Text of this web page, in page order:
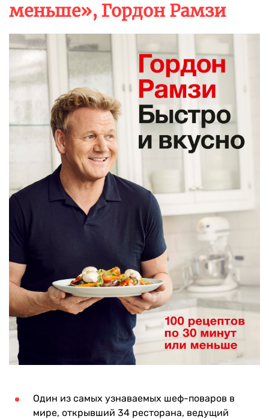
меньше», Гордон Рамзи
Один из самых узнаваемых шеф-поваров в
мире, открывший 34 ресторана, ведущий